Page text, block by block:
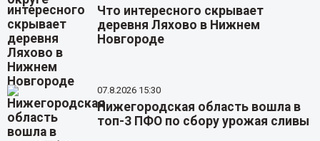
Что интересного скрывает
деревня Ляхово в Нижнем
Новгороде
07.8.2026 15:30
Нижегородская область вошла в
топ-3 ПФО по сбору урожая сливы